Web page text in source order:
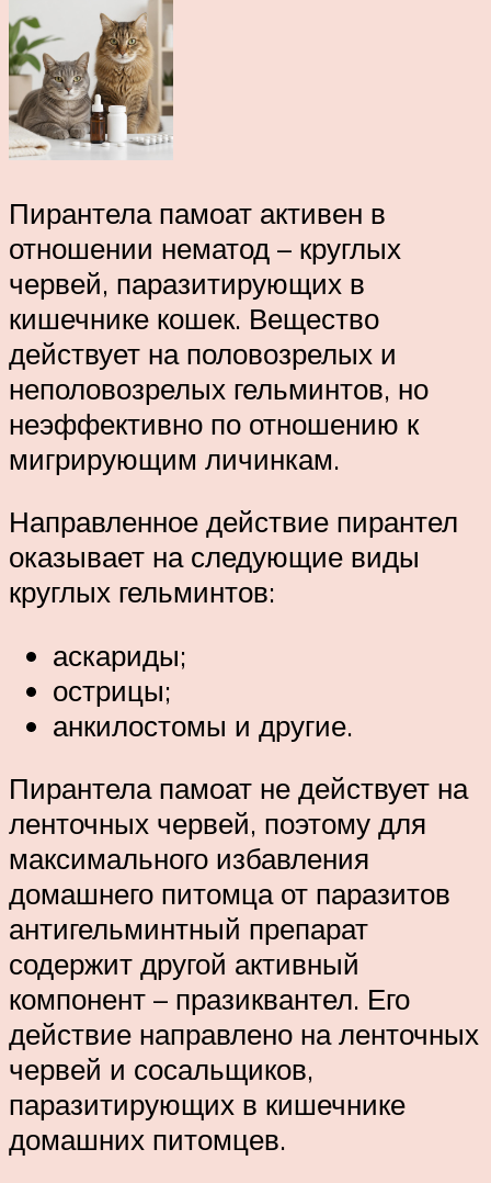
Пирантела памоат активен в
отношении нематод – круглых
червей, паразитирующих в
кишечнике кошек. Вещество
действует на половозрелых и
неполовозрелых гельминтов, но
неэффективно по отношению к
мигрирующим личинкам.
Направленное действие пирантел
оказывает на следующие виды
круглых гельминтов:
аскариды;
острицы;
анкилостомы и другие.
Пирантела памоат не действует на
ленточных червей, поэтому для
максимального избавления
домашнего питомца от паразитов
антигельминтный препарат
содержит другой активный
компонент – празиквантел. Его
действие направлено на ленточных
червей и сосальщиков,
паразитирующих в кишечнике
домашних питомцев.